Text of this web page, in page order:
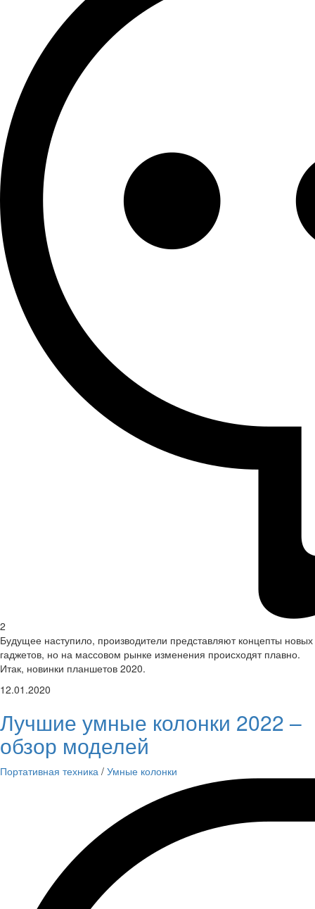
2
Будущее наступило, производители представляют концепты новых
гаджетов, но на массовом рынке изменения происходят плавно.
Итак, новинки планшетов 2020.
12.01.2020
Лучшие умные колонки 2022 –
обзор моделей
Портативная техника / Умные колонки